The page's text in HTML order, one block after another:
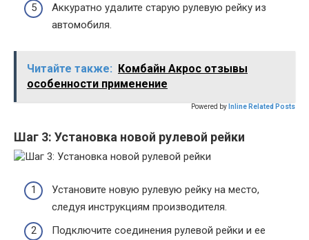
Аккуратно удалите старую рулевую рейку из
автомобиля.
Читайте также: Комбайн Акрос отзывы
особенности применение
Powered by Inline Related Posts
Шаг 3: Установка новой рулевой рейки
Установите новую рулевую рейку на место,
следуя инструкциям производителя.
Подключите соединения рулевой рейки и ее